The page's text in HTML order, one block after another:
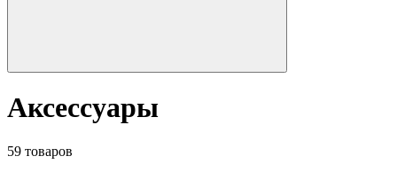
Аксессуары
59 товаров